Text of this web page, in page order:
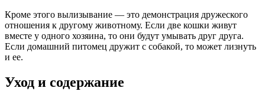
Кроме этого вылизывание — это демонстрация дружеского
отношения к другому животному. Если две кошки живут
вместе у одного хозяина, то они будут умывать друг друга.
Если домашний питомец дружит с собакой, то может лизнуть
и ее.
Уход и содержание